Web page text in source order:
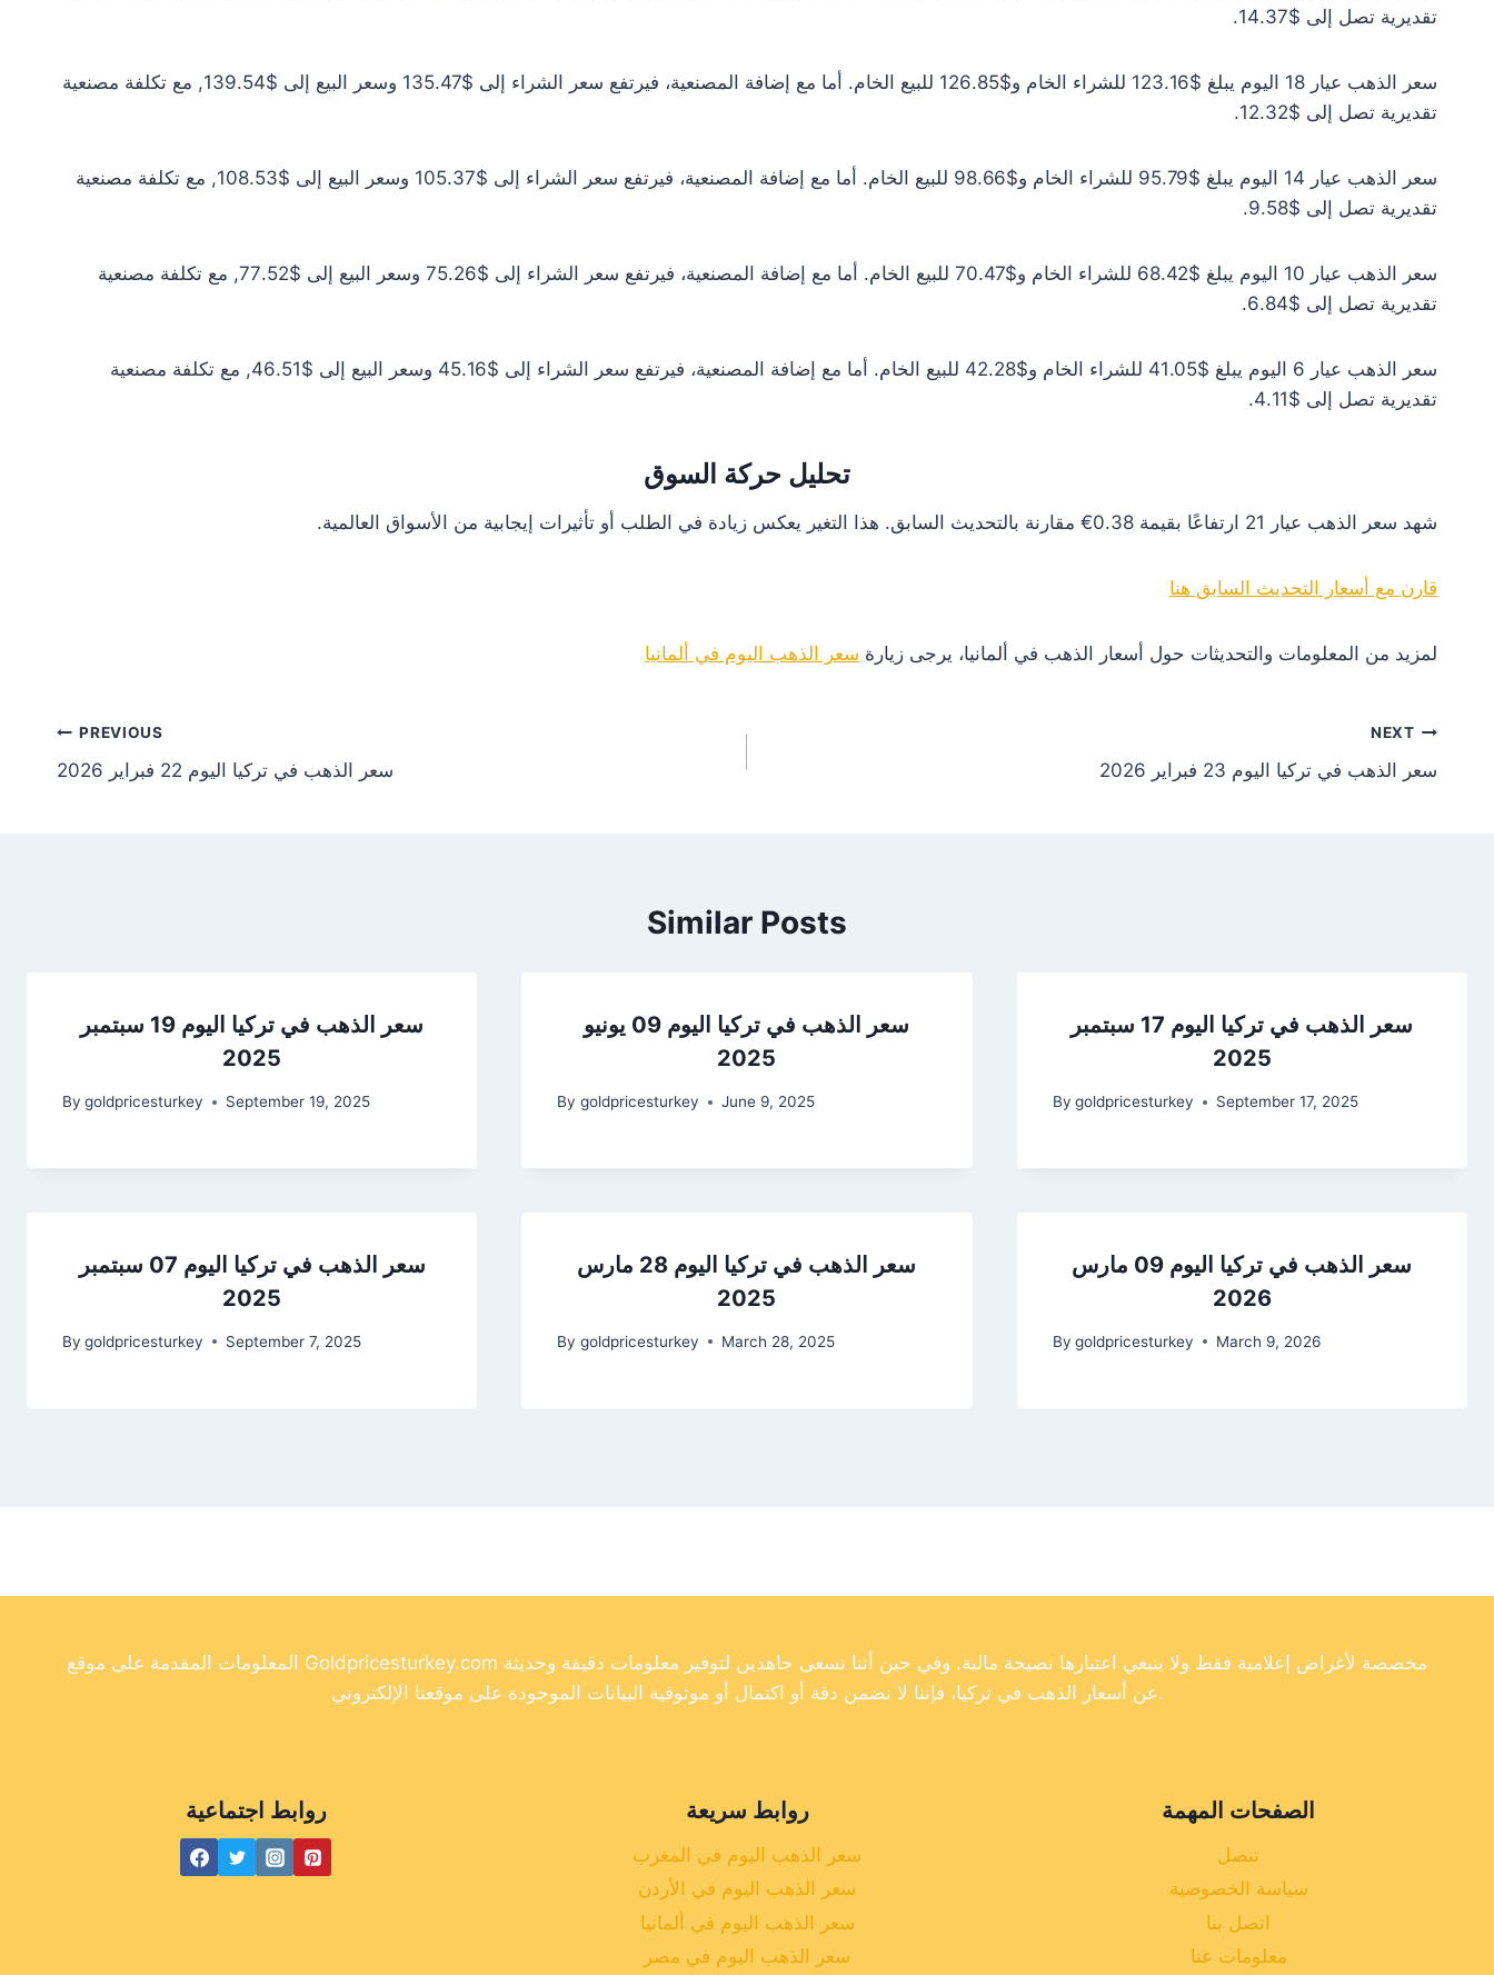
تقديرية تصل إلى $14.37.
سعر الذهب عيار 18 اليوم يبلغ $123.16 للشراء الخام و$126.85 للبيع الخام. أما مع إضافة المصنعية، فيرتفع سعر الشراء إلى $135.47 وسعر البيع إلى $139.54, مع تكلفة مصنعية
تقديرية تصل إلى $12.32.
سعر الذهب عيار 14 اليوم يبلغ $95.79 للشراء الخام و$98.66 للبيع الخام. أما مع إضافة المصنعية، فيرتفع سعر الشراء إلى $105.37 وسعر البيع إلى $108.53, مع تكلفة مصنعية
تقديرية تصل إلى $9.58.
سعر الذهب عيار 10 اليوم يبلغ $68.42 للشراء الخام و$70.47 للبيع الخام. أما مع إضافة المصنعية، فيرتفع سعر الشراء إلى $75.26 وسعر البيع إلى $77.52, مع تكلفة مصنعية
تقديرية تصل إلى $6.84.
سعر الذهب عيار 6 اليوم يبلغ $41.05 للشراء الخام و$42.28 للبيع الخام. أما مع إضافة المصنعية، فيرتفع سعر الشراء إلى $45.16 وسعر البيع إلى $46.51, مع تكلفة مصنعية
تقديرية تصل إلى $4.11.
تحليل حركة السوق
شهد سعر الذهب عيار 21 ارتفاعًا بقيمة 0.38€ مقارنة بالتحديث السابق. هذا التغير يعكس زيادة في الطلب أو تأثيرات إيجابية من الأسواق العالمية.
قارن مع أسعار التحديث السابق هنا
لمزيد من المعلومات والتحديثات حول أسعار الذهب في ألمانيا، يرجى زيارة سعر الذهب اليوم في ألمانيا
PREVIOUS
سعر الذهب في تركيا اليوم 22 فبراير 2026
NEXT
سعر الذهب في تركيا اليوم 23 فبراير 2026
Similar Posts
سعر الذهب في تركيا اليوم 19 سبتمبر
2025
By goldpricesturkey September 19, 2025
سعر الذهب في تركيا اليوم 09 يونيو
2025
By goldpricesturkey June 9, 2025
سعر الذهب في تركيا اليوم 17 سبتمبر
2025
By goldpricesturkey September 17, 2025
سعر الذهب في تركيا اليوم 07 سبتمبر
2025
By goldpricesturkey September 7, 2025
سعر الذهب في تركيا اليوم 28 مارس
2025
By goldpricesturkey March 28, 2025
سعر الذهب في تركيا اليوم 09 مارس
2026
By goldpricesturkey March 9, 2026
المعلومات المقدمة على موقع Goldpricesturkey.com مخصصة لأغراض إعلامية فقط ولا ينبغي اعتبارها نصيحة مالية. وفي حين أننا نسعى جاهدين لتوفير معلومات دقيقة وحديثة
عن أسعار الذهب في تركيا، فإننا لا نضمن دقة أو اكتمال أو موثوقية البيانات الموجودة على موقعنا الإلكتروني.
روابط اجتماعية روابط سريعة
سعر الذهب اليوم في المغرب
سعر الذهب اليوم في الأردن
سعر الذهب اليوم في ألمانيا
سعر الذهب اليوم في مصر
الصفحات المهمة
تنصل
سياسة الخصوصية
اتصل بنا
معلومات عنا